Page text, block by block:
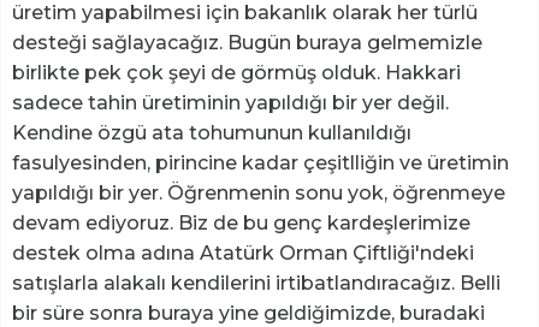
üretim yapabilmesi için bakanlık olarak her türlü
desteği sağlayacağız. Bugün buraya gelmemizle
birlikte pek çok şeyi de görmüş olduk. Hakkari
sadece tahin üretiminin yapıldığı bir yer değil.
Kendine özgü ata tohumunun kullanıldığı
fasulyesinden, pirincine kadar çeşitlliğin ve üretimin
yapıldığı bir yer. Öğrenmenin sonu yok, öğrenmeye
devam ediyoruz. Biz de bu genç kardeşlerimize
destek olma adına Atatürk Orman Çiftliği'ndeki
satışlarla alakalı kendilerini irtibatlandıracağız. Belli
bir süre sonra buraya yine geldiğimizde, buradaki